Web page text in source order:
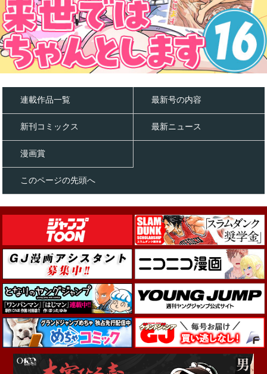
連載作品一覧 最新号の内容
新刊コミックス 最新ニュース
漫画賞
このページの先頭へ